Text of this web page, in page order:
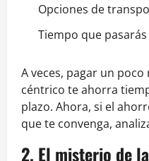
Opciones de
Tiempo que
A veces, pagar un
céntrico te ahorra
plazo. Ahora, si el
que te convenga,
2. El misterio de